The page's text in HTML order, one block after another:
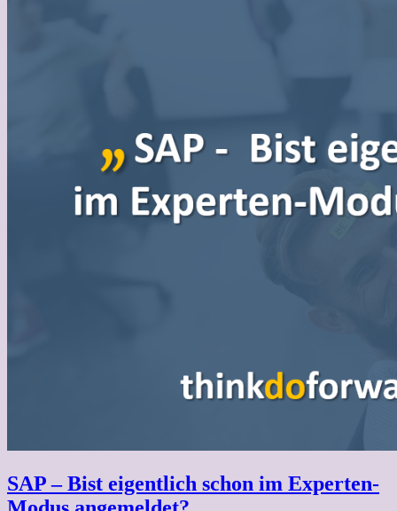
SAP – Bist eigentlich schon im Experten-